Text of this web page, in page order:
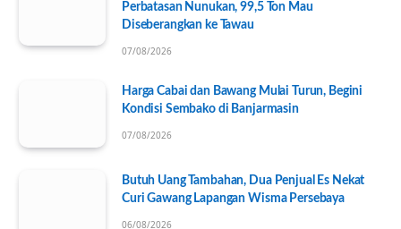
Perbatasan Nunukan, 99,5 Ton Mau
Diseberangkan ke Tawau
07/08/2026
Harga Cabai dan Bawang Mulai Turun, Begini
Kondisi Sembako di Banjarmasin
07/08/2026
Butuh Uang Tambahan, Dua Penjual Es Nekat
Curi Gawang Lapangan Wisma Persebaya
06/08/2026